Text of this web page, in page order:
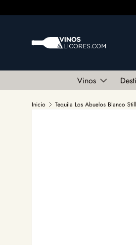
Ir al contenido
Vinos
Inicio
Ir directamente a la